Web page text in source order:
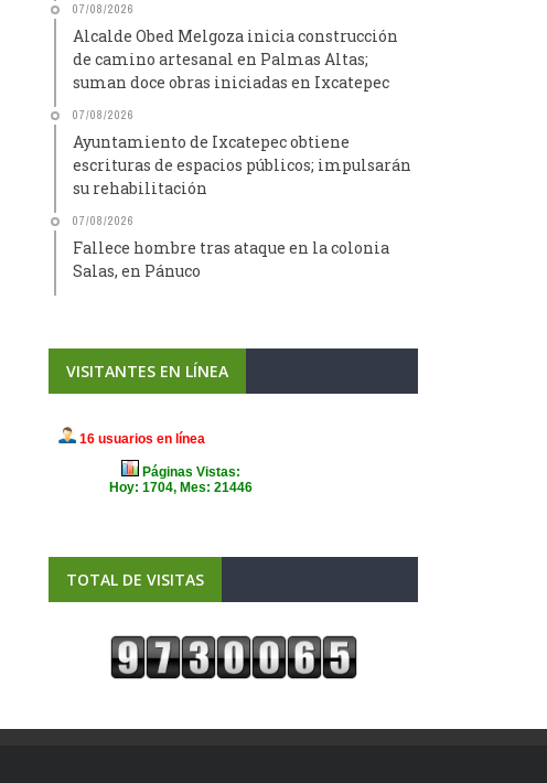
07/08/2026
Alcalde Obed Melgoza inicia construcción
de camino artesanal en Palmas Altas;
suman doce obras iniciadas en Ixcatepec
07/08/2026
Ayuntamiento de Ixcatepec obtiene
escrituras de espacios públicos; impulsarán
su rehabilitación
07/08/2026
Fallece hombre tras ataque en la colonia
Salas, en Pánuco
VISITANTES EN LÍNEA
TOTAL DE VISITAS